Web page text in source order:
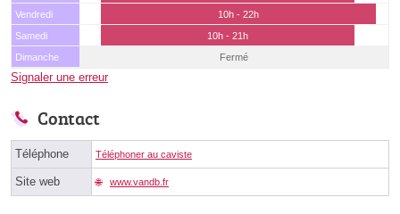
Vendredi
10h - 22h
Samedi
10h - 21h
Dimanche
Fermé
Signaler une erreur
Contact
Téléphone Téléphoner au caviste
Site web www.vandb.fr